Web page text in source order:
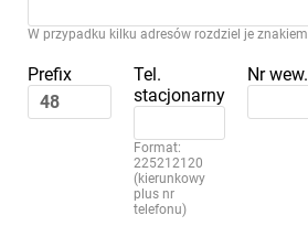
W przypadku kilku adresów rozdziel je
Prefix
Tel.
stacjonarny
Format:
225212120
(kierunkowy
plus nr
telefonu)
Nr wew.